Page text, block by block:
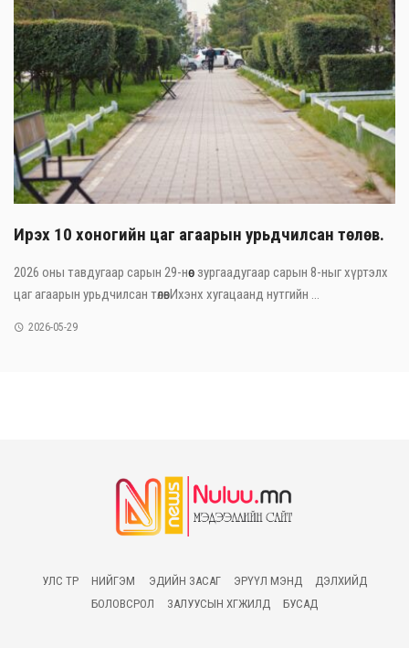
Ирэх 10 хоногийн цаг агаарын урьдчилсан төлөв.
2026 оны тавдугаар сарын 29-нөөс зургаадугаар сарын 8-ныг хүртэлх
цаг агаарын урьдчилсан төлөвИхэнх хугацаанд нутгийн ...
2026-05-29
УЛС ТӨР НИЙГЭМ ЭДИЙН ЗАСАГ ЭРҮҮЛ МЭНД
ДЭЛХИЙД
БОЛОВСРОЛ
ЗАЛУУСЫН ХӨГЖИЛД БУСАД